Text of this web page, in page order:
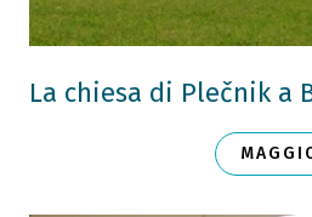
La chiesa di Plečnik a